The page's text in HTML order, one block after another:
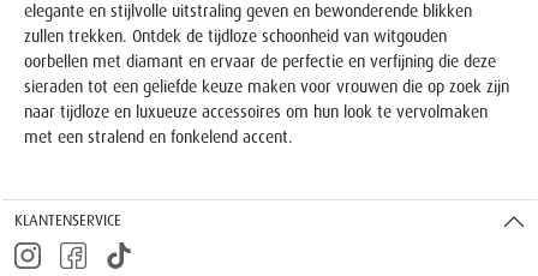
elegante en stijlvolle uitstraling geven en bewonderende blikken
zullen trekken. Ontdek de tijdloze schoonheid van witgouden
oorbellen met diamant en ervaar de perfectie en verfijning die deze
sieraden tot een geliefde keuze maken voor vrouwen die op zoek zijn
naar tijdloze en luxueuze accessoires om hun look te vervolmaken
met een stralend en fonkelend accent.
KLANTENSERVICE